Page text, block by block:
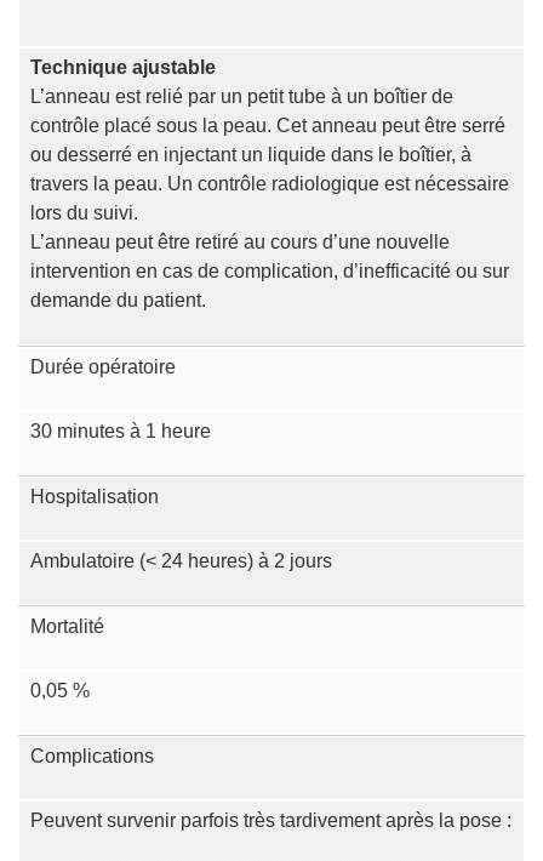
Technique ajustable
L’anneau est relié par un petit tube à un boîtier de
contrôle placé sous la peau. Cet anneau peut être serré
ou desserré en injectant un liquide dans le boîtier, à
travers la peau. Un contrôle radiologique est nécessaire
lors du suivi.
L’anneau peut être retiré au cours d’une nouvelle
intervention en cas de complication, d’inefficacité ou sur
demande du patient.
Durée opératoire
30 minutes à 1 heure
Hospitalisation
Ambulatoire (< 24 heures) à 2 jours
Mortalité
0,05 %
Complications
Peuvent survenir parfois très tardivement après la pose :